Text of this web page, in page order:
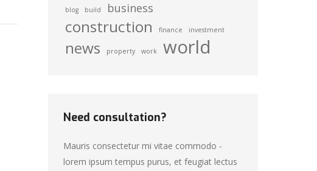
blog build business
construction finance investment
news property work world
Need consultation?
Mauris consectetur mi vitae commodo -
lorem ipsum tempus purus, et feugiat lectus